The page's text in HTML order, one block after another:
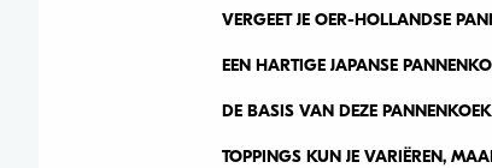
VERGEET JE OER-HOLLANDSE
EEN HARTIGE JAPANSE
DE BASIS VAN DEZE
TOPPINGS KUN JE VARIËREN,